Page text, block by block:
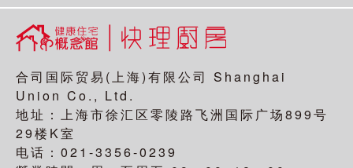
合司国际贸易(上海)有限公司 Shanghai
Union Co., Ltd.
地址：上海市徐汇区零陵路飞洲国际广场899号
29楼K室
电话：021-3356-0239